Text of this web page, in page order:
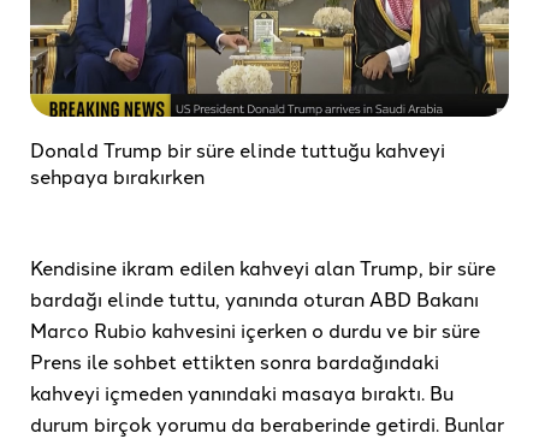
Donald Trump bir süre elinde tuttuğu kahveyi
sehpaya bırakırken
Kendisine ikram edilen kahveyi alan Trump, bir süre
bardağı elinde tuttu, yanında oturan ABD Bakanı
Marco Rubio kahvesini içerken o durdu ve bir süre
Prens ile sohbet ettikten sonra bardağındaki
kahveyi içmeden yanındaki masaya bıraktı. Bu
durum birçok yorumu da beraberinde getirdi. Bunlar